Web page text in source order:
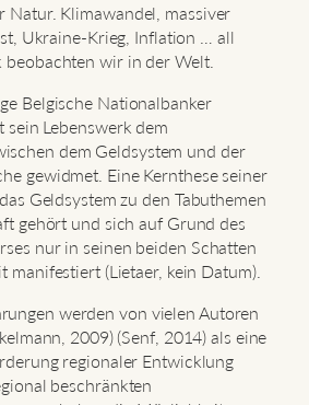
Natur. Klimawandel, massiver
Ukraine-Krieg, Inflation … all
beobachten wir in der Welt.
Belgische Nationalbanker
sein Lebenswerk dem
dem Geldsystem und der
gewidmet. Eine Kernthese seiner
Geldsystem zu den Tabuthemen
gehört und sich auf Grund des
nur in seinen beiden Schatten
manifestiert (Lietaer, kein Datum).
werden von vielen Autoren
2009) (Senf, 2014) als eine
regionaler Entwicklung
beschränkten